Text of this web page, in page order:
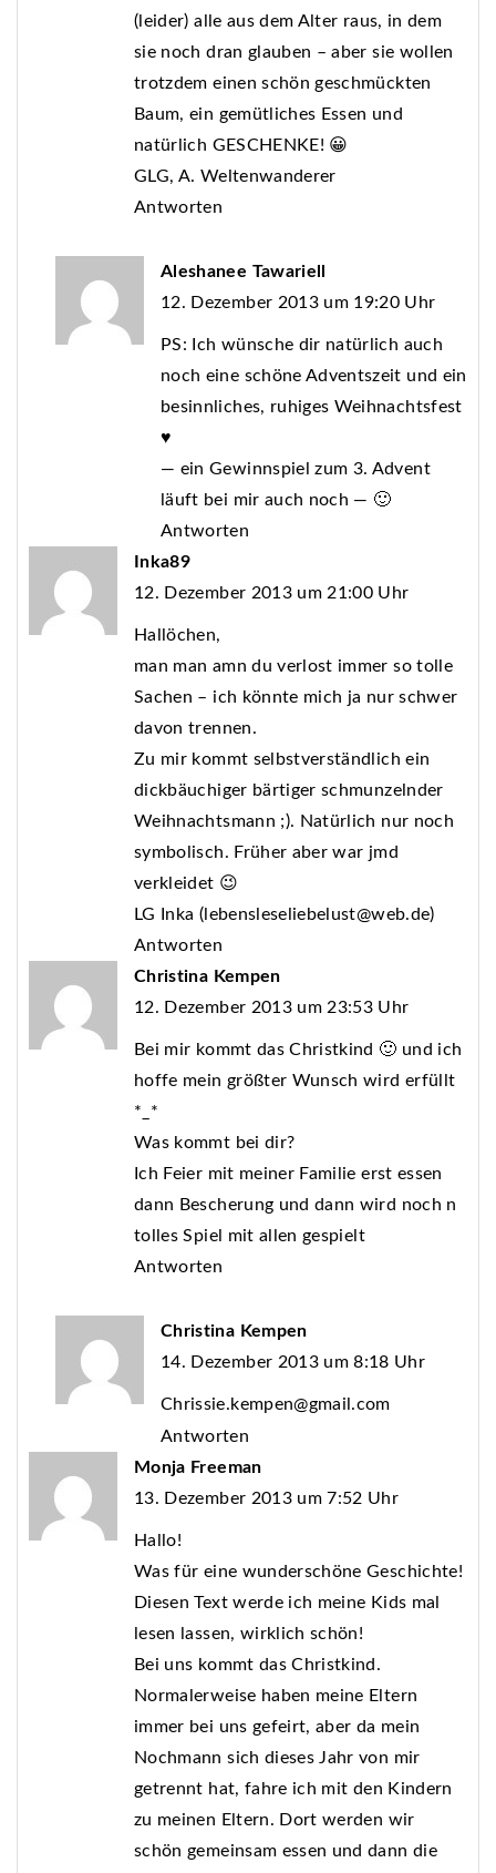
(leider) alle aus dem Alter raus, in dem
sie noch dran glauben – aber sie wollen
trotzdem einen schön geschmückten
Baum, ein gemütliches Essen und
natürlich GESCHENKE! 😀
GLG, A. Weltenwanderer
Antworten
Aleshanee Tawariell
12. Dezember 2013 um 19:20 Uhr
PS: Ich wünsche dir natürlich auch
noch eine schöne Adventszeit und ein
besinnliches, ruhiges Weihnachtsfest
♥
— ein Gewinnspiel zum 3. Advent
läuft bei mir auch noch — 🙂
Antworten
Inka89
12. Dezember 2013 um 21:00 Uhr
Hallöchen,
man man amn du verlost immer so tolle
Sachen – ich könnte mich ja nur schwer
davon trennen.
Zu mir kommt selbstverständlich ein
dickbäuchiger bärtiger schmunzelnder
Weihnachtsmann ;). Natürlich nur noch
symbolisch. Früher aber war jmd
verkleidet 😉
LG Inka (lebensleseliebelust@web.de)
Antworten
Christina Kempen
12. Dezember 2013 um 23:53 Uhr
Bei mir kommt das Christkind 🙂 und ich
hoffe mein größter Wunsch wird erfüllt
*_*
Was kommt bei dir?
Ich Feier mit meiner Familie erst essen
dann Bescherung und dann wird noch n
tolles Spiel mit allen gespielt
Antworten
Christina Kempen
14. Dezember 2013 um 8:18 Uhr
Chrissie.kempen@gmail.com
Antworten
Monja Freeman
13. Dezember 2013 um 7:52 Uhr
Hallo!
Was für eine wunderschöne Geschichte!
Diesen Text werde ich meine Kids mal
lesen lassen, wirklich schön!
Bei uns kommt das Christkind.
Normalerweise haben meine Eltern
immer bei uns gefeirt, aber da mein
Nochmann sich dieses Jahr von mir
getrennt hat, fahre ich mit den Kindern
zu meinen Eltern. Dort werden wir
schön gemeinsam essen und dann die